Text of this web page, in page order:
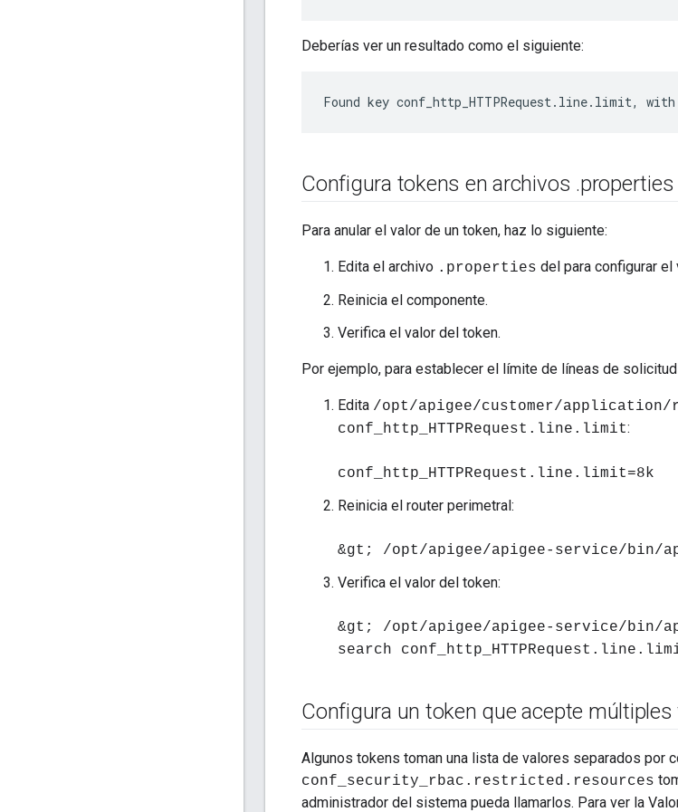
Deberías ver un resultado como el siguiente:
Found key conf_http_HTTPRequest.line.limit,
Configura tokens en archivos .properties
Para anular el valor de un token, haz lo siguiente:
Edita el archivo .properties del para configurar
Reinicia el componente.
Verifica el valor del token.
Por ejemplo, para establecer el límite de líneas de
Edita /opt/apigee/customer/
conf_http_HTTPRequest.line.limit:
conf_http_HTTPRequest.line.limit=8k
Reinicia el router perimetral:
&gt; /opt/apigee/apigee-service/bin/
Verifica el valor del token:
&gt; /opt/apigee/apigee-service/bin/
search
Configura un token que acepte múltiples
Algunos tokens toman una lista de valores separados por
conf_security_rbac.restricted.resources
administrador del sistema pueda llamarlos. Para ver la